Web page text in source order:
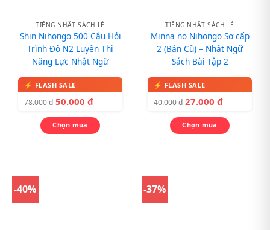
TIẾNG NHẬT SÁCH LẺ
Shin Nihongo 500 Câu Hỏi
Trình Độ N2 Luyện Thi
Năng Lực Nhật Ngữ
78.000₫ 50.000 ₫
Chọn mua
TIẾNG NHẬT SÁCH LẺ
Minna no Nihongo Sơ cấp
2 (Bản Cũ) – Nhật Ngữ
Sách Bài Tập 2
40.000₫ 27.000 ₫
Chọn mua
-40% -37%